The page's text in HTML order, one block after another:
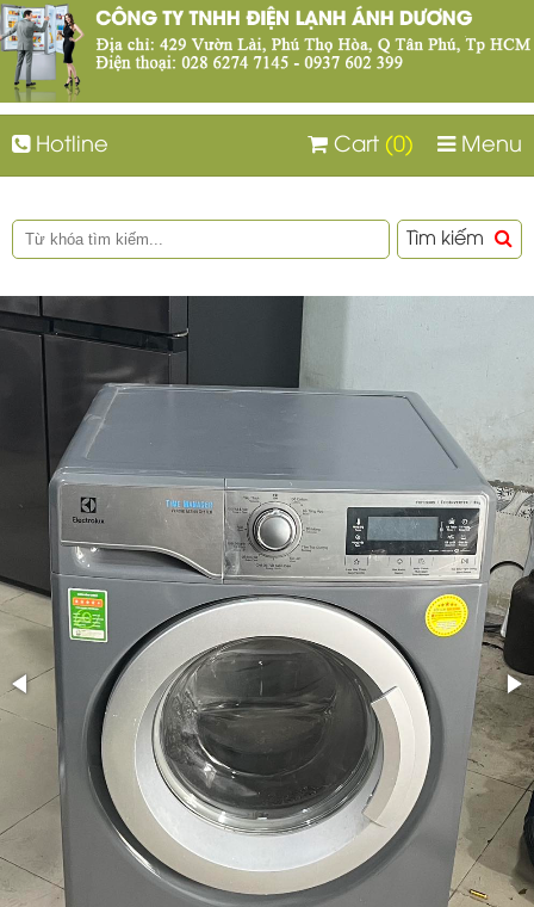
Hotline Menu
Cart (0)
Tìm kiếm